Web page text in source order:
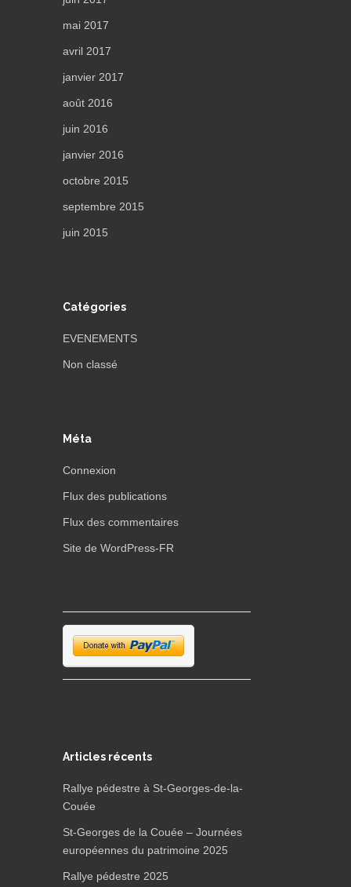
mai 2017
avril 2017
janvier 2017
août 2016
juin 2016
janvier 2016
octobre 2015
septembre 2015
juin 2015
Catégories
EVENEMENTS
Non classé
Méta
Connexion
Flux des publications
Flux des commentaires
Site de WordPress-FR
Articles récents
Rallye pédestre à St-Georges-de-la-
Couée
St-Georges de la Couée – Journées
européennes du patrimoine 2025
Rallye pédestre 2025